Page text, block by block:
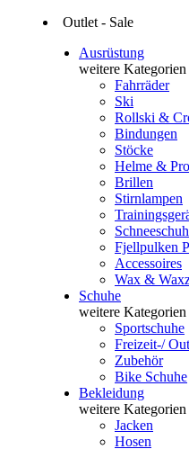
Outlet - Sale
Ausrüstung
weitere Kategorien
Fahrräder
Ski
Rollski &
Bindungen
Stöcke
Helme &
Brillen
Stirnlampen
Fjellpulken
Accessoires
Wax &
Schuhe
weitere Kategorien
Sportschuhe
Freizeit-/
Zubehör
Bike Schuhe
Bekleidung
weitere Kategorien
Jacken
Hosen